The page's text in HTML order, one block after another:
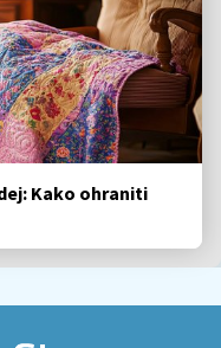
Kako ohraniti